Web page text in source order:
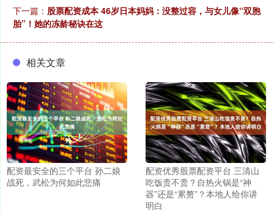
下一篇： 股票配资成本 46岁日本妈妈：没整过容，与女儿像“双胞
胎”！她的冻龄秘诀在这
相关文章
配资最安全的三个平台 孙二娘
战死，武松为何如此悲痛
配资优秀股票配资平台 三清山
吃饭贵不贵？自热火锅是“神
器”还是“累赘”？本地人给你讲
明白